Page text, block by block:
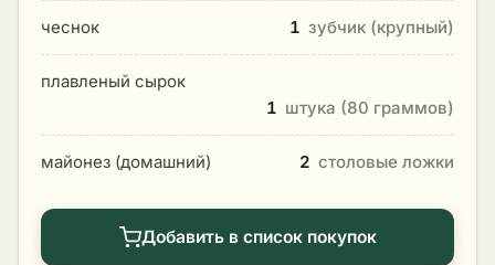
чеснок 1 зубчик (крупный)
плавленый сырок
1 штука (80 граммов)
майонез (домашний) 2 столовые ложки
Добавить в список покупок